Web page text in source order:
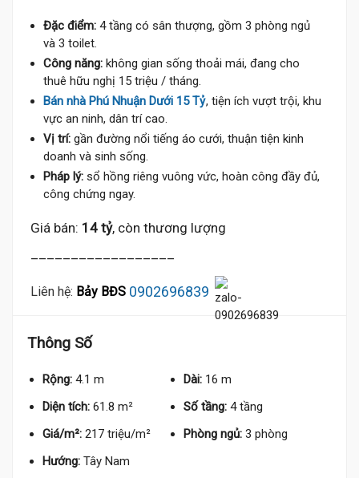
Đặc điểm: 4 tầng có sân thượng, gồm 3 phòng ngủ
và 3 toilet.
Công năng: không gian sống thoải mái, đang cho
thuê hữu nghị 15 triệu / tháng.
Bán nhà Phú Nhuận Dưới 15 Tỷ, tiện ích vượt trội, khu
vực an ninh, dân trí cao.
Vị trí: gần đường nổi tiếng áo cưới, thuận tiện kinh
doanh và sinh sống.
Pháp lý: sổ hồng riêng vuông vức, hoàn công đầy đủ,
công chứng ngay.
Giá bán: 14 tỷ, còn thương lượng
Liên hệ: Bảy BĐS 0902696839
Thông Số
Rộng: 4.1 m Dài: 16 m
Diện tích: 61.8 m² Số tầng: 4 tầng
Giá/m²: 217 triệu/m² Phòng ngủ: 3 phòng
Hướng: Tây Nam